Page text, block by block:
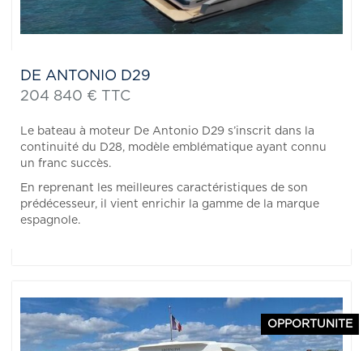
DE ANTONIO D29
204 840 € TTC
Le bateau à moteur De Antonio D29 s’inscrit dans la
continuité du D28, modèle emblématique ayant connu
un franc succès.
En reprenant les meilleures caractéristiques de son
prédécesseur, il vient enrichir la gamme de la marque
espagnole.
OPPORTUNITE